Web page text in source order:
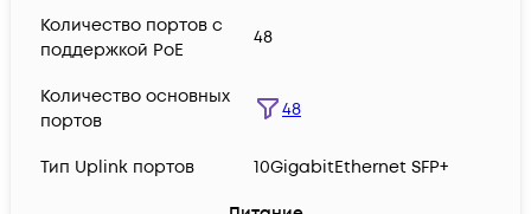
Количество портов с
поддержкой PoE
48
Количество основных
портов
48
Тип Uplink портов 10GigabitEthernet SFP+